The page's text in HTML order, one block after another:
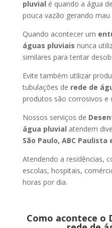
pluvial é quando a água
pouca vazão gerando mau
Quando acontecer um
águas pluviais nunca
similares para tentar
Evite também utilizar
tubulações de rede de
produtos são corrosivos e
Nossos serviços de
água pluvial atendem
São Paulo, ABC Paulista
Atendendo a residências,
escolas, hospitais,
horas por dia.
Como acontece o